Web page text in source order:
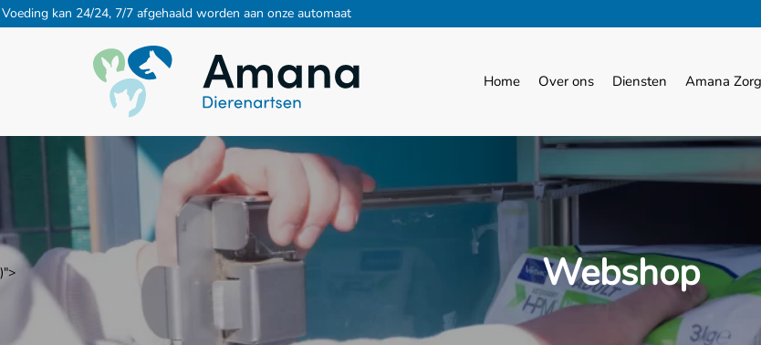
Voeding kan 24/24, 7/7 afgehaald worden aan onze automaat
Home Over ons Diensten Amana
)"> Webshop